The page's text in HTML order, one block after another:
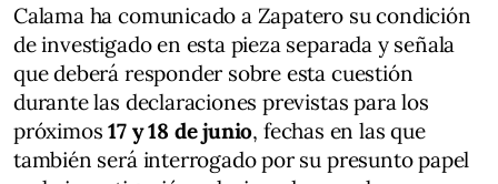
Calama ha comunicado a Zapatero su condición
de investigado en esta pieza separada y señala
que deberá responder sobre esta cuestión
durante las declaraciones previstas para los
próximos17 y 18 de junio, fechas en las que
también será interrogado por su presunto papel